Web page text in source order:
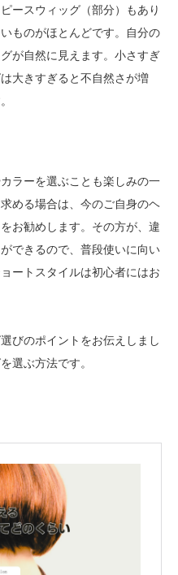
ースウィッグ（部分）もあり
ものがほとんどです。自分の
が自然に見えます。小さすぎ
大きすぎると不自然さが増
ラーを選ぶことも楽しみの一
める場合は、今のご自身のヘ
お勧めします。その方が、違
できるので、普段使いに向い
ートスタイルは初心者にはお
びのポイントをお伝えしまし
選ぶ方法です。